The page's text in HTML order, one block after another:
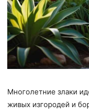
Многолетние злаки
живых изгородей и